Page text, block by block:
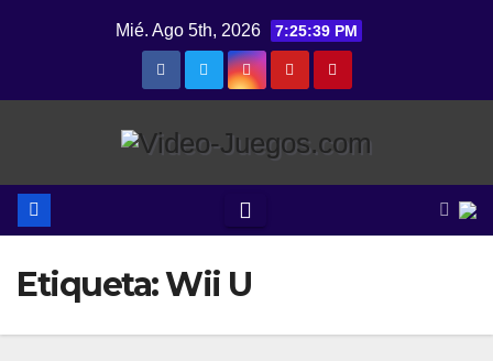
Mié. Ago 5th, 2026 7:25:40 PM
Etiqueta:Wii U